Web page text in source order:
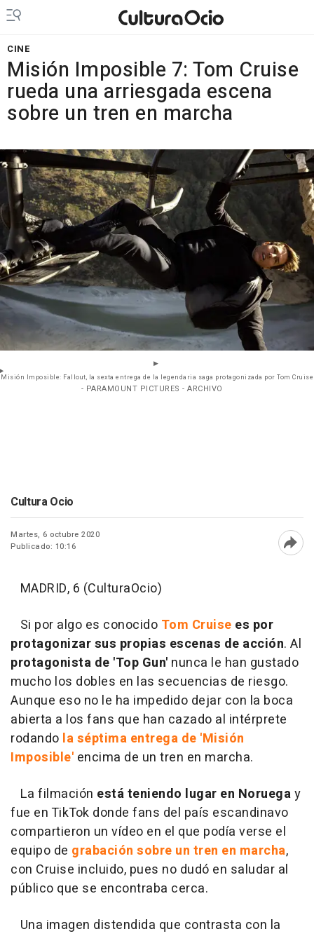
CINE
Misión Imposible 7: Tom Cruise
rueda una arriesgada escena
sobre un tren en marcha
Misión Imposible: Fallout, la sexta entrega de la legendaria saga protagonizada por Tom Cruise
- PARAMOUNT PICTURES - ARCHIVO
Cultura Ocio
Martes, 6 octubre 2020
Publicado: 10:16
MADRID, 6 (CulturaOcio)
Si por algo es conocido Tom Cruise es por
protagonizar sus propias escenas de acción. Al
protagonista de 'Top Gun' nunca le han gustado
mucho los dobles en las secuencias de riesgo.
Aunque eso no le ha impedido dejar con la boca
abierta a los fans que han cazado al intérprete
rodando la séptima entrega de 'Misión
Imposible' encima de un tren en marcha.
La filmación está teniendo lugar en Noruegay
fue en TikTok donde fans del país escandinavo
compartieron un vídeo en el que podía verse el
equipo de grabación sobre un tren en marcha,
con Cruise incluido, pues no dudó en saludar al
público que se encontraba cerca.
Una imagen distendida que contrasta con la